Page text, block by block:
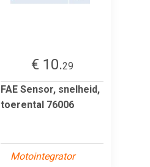
€ 10.29
FAE Sensor, snelheid,
toerental 76006
Motointegrator